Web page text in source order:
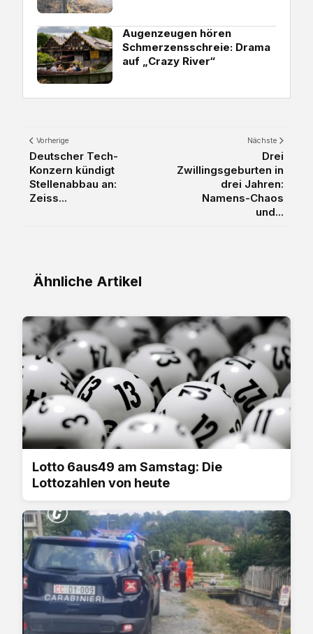
Augenzeugen hören
Schmerzensschreie: Drama
auf „Crazy River“
Vorherige
Deutscher Tech-
Konzern kündigt
Stellenabbau an:
Zeiss...
Nächste
Drei
Zwillingsgeburten in
drei Jahren:
Namens-Chaos
und...
Ähnliche Artikel
Lotto 6aus49 am Samstag: Die
Lottozahlen von heute